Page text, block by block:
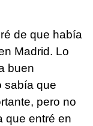
de que había
Madrid. Lo
buen
sabía que
pero no
que entré en